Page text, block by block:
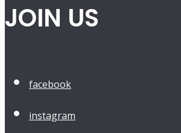
JOIN US
facebook
instagram